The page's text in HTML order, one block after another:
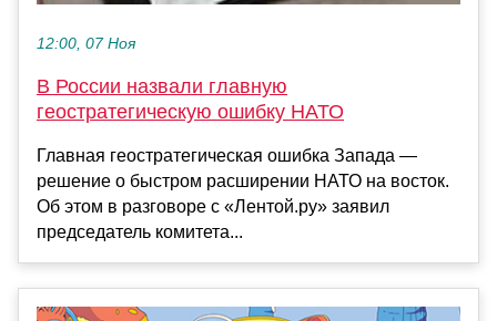
12:00, 07 Ноя
В России назвали главную
геостратегическую ошибку НАТО
Главная геостратегическая ошибка Запада —
решение о быстром расширении НАТО на восток.
Об этом в разговоре с «Лентой.ру» заявил
председатель комитета...